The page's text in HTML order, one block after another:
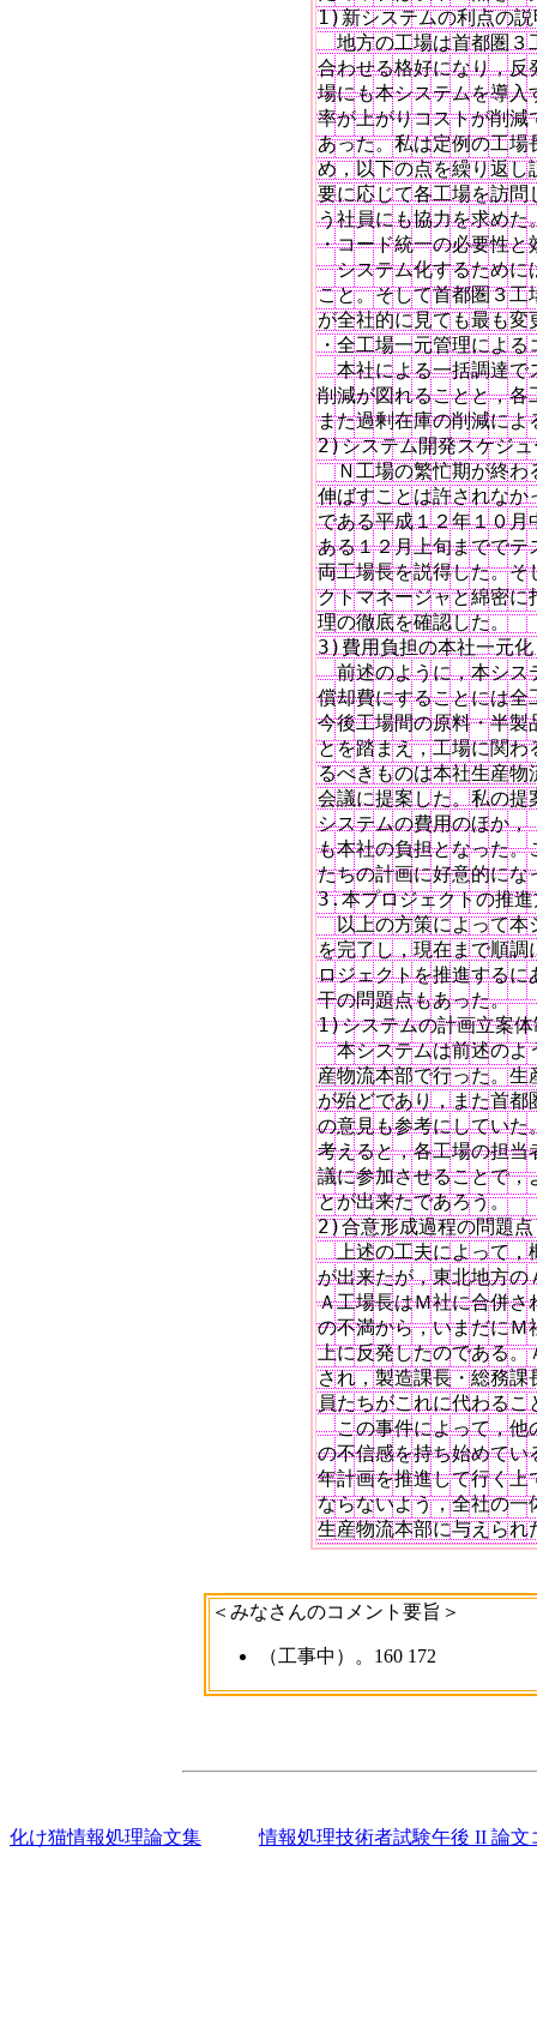
1)新システムの利点の説
地方の工場は首都圏３
合わせる格好になり，
場にも本システムを導
率が上がりコストが削
あった。私は定例の工
め，以下の点を繰り返
要に応じて各工場を訪
う社員にも協力を求めた
・コード統一の必要性と
システム化するために
こと。そして首都圏３
が全社的に見ても最も
・全工場一元管理による
本社による一括調達で
削減が図れることと，
また過剰在庫の削減に
2)システム開発スケジ
Ｎ工場の繁忙期が終わ
伸ばすことは許されな
である平成１２年１０
ある１２月上旬までで
両工場長を説得した。
クトマネージャと綿密
理の徹底を確認した。
3)費用負担の本社一元化
前述のように，本シス
償却費にすることには
今後工場間の原料・半
とを踏まえ，工場に関
るべきものは本社生産
会議に提案した。私の
システムの費用のほか
も本社の負担となった
たちの計画に好意的にな
3.本プロジェクトの推進
以上の方策によって本
を完了し，現在まで順
ロジェクトを推進する
干の問題点もあった。
1)システムの計画立案
本システムは前述のよ
産物流本部で行った。
が殆どであり，また首
の意見も参考にしてい
考えると，各工場の担
議に参加させることで
とが出来たであろう。
2)合意形成過程の問題点
上述の工夫によって，
が出来たが，東北地方
Ａ工場長はＭ社に合併
の不満から，いまだに
上に反発したのである
され，製造課長・総務
員たちがこれに代わるこ
この事件によって，他
の不信感を持ち始めて
年計画を推進して行く
ならないよう，全社の
＜みなさんのコメント要旨＞
（工事中）。160 172
化け猫情報処理論文集 情報処理技術者試験午後 II 論文